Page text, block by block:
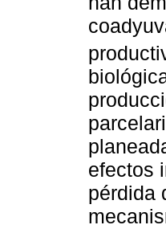
efectos
pérdida